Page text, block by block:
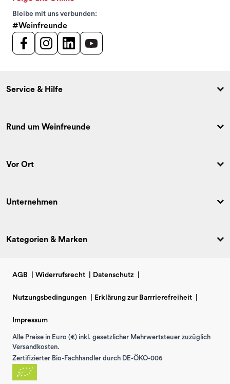
Bleibe mit uns verbunden:
#Weinfreunde
Service & Hilfe
Rund um Weinfreunde
Vor Ort
Unternehmen
Kategorien & Marken
AGB Widerrufsrecht Datenschutz
Nutzungsbedingungen Erklärung zur Barrrierefreiheit
Impressum
Alle Preise in Euro (€) inkl. gesetzlicher Mehrwertsteuer zuzüglich
Versandkosten.
Zertifizierter Bio-Fachhändler durch DE-ÖKO-006